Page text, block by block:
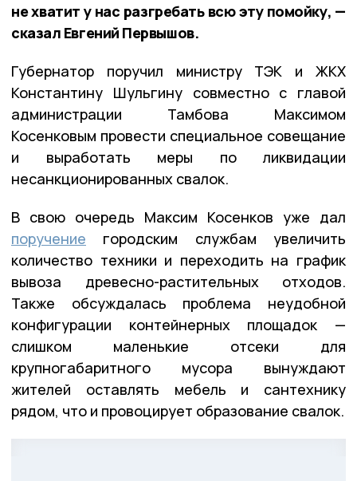
не хватит у нас разгребать всю эту помойку, —
сказал Евгений Первышов.
Губернатор поручил министру ТЭК и ЖКХ
Константину Шульгину совместно с главой
администрации Тамбова Максимом
Косенковым провести специальное совещание
и выработать меры по ликвидации
несанкционированных свалок.
В свою очередь Максим Косенков уже дал
поручение городским службам увеличить
количество техники и переходить на график
вывоза древесно-растительных отходов.
Также обсуждалась проблема неудобной
конфигурации контейнерных площадок —
слишком маленькие отсеки для
крупногабаритного мусора вынуждают
жителей оставлять мебель и сантехнику
рядом, что и провоцирует образование свалок.